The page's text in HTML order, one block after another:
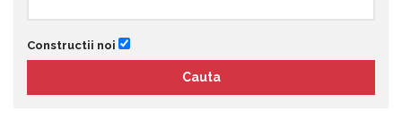
Constructii noi